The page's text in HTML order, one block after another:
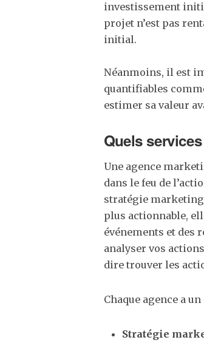
investissement
projet n’est pas
initial.
Néanmoins, il est
quantifiables
estimer sa valeur
Quels
Une agence
dans le feu de
stratégie
plus actionnable,
événements et des
analyser vos
dire trouver les
Chaque agence a
Stratégie